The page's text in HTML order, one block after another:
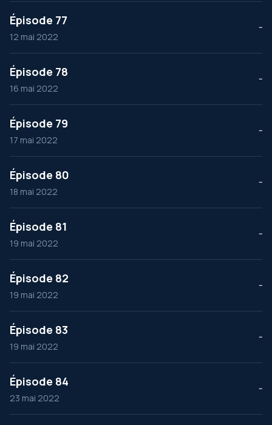
Épisode 77
12 mai 2022
--
Épisode 78
16 mai 2022
--
Épisode 79
17 mai 2022
--
Épisode 80
18 mai 2022
--
Épisode 81
19 mai 2022
--
Épisode 82
19 mai 2022
--
Épisode 83
19 mai 2022
--
Épisode 84
23 mai 2022
--